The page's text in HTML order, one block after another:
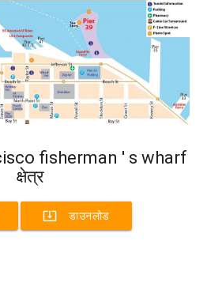
fisherman ' s wharf
क्षेत्र
system_update_alt डाउनलोड